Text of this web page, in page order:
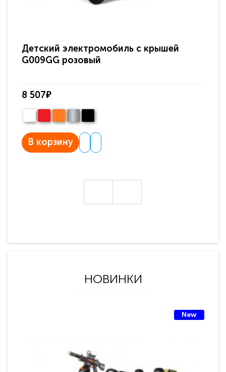
Детский электромобиль с крышей
G009GG розовый
8 507₽
В корзину
НОВИНКИ
New